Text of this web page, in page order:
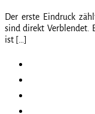
Der erste Eindruck
sind direkt Verblendet.
ist […]